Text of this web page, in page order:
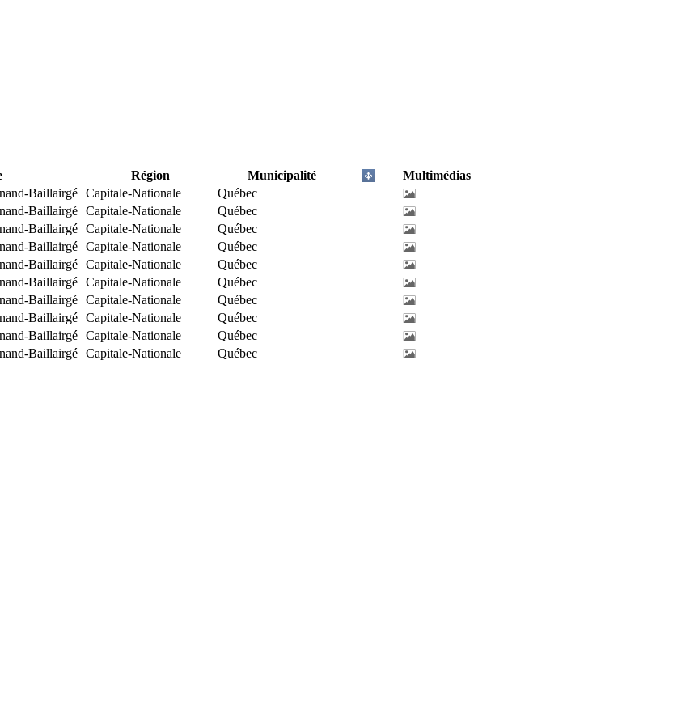
Région Municipalité
Multimédias
Baillairgé Capitale-Nationale
Québec
Baillairgé Capitale-Nationale
Québec
Baillairgé Capitale-Nationale
Québec
Baillairgé Capitale-Nationale
Québec
Baillairgé Capitale-Nationale
Québec
Baillairgé Capitale-Nationale
Québec
Baillairgé Capitale-Nationale
Québec
Baillairgé Capitale-Nationale
Québec
Baillairgé Capitale-Nationale
Québec
Baillairgé Capitale-Nationale Québec